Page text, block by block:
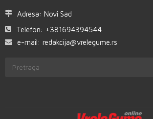
Adresa: Novi Sad
Telefon: +381694394544
e-mail: redakcija@vrelegume.rs